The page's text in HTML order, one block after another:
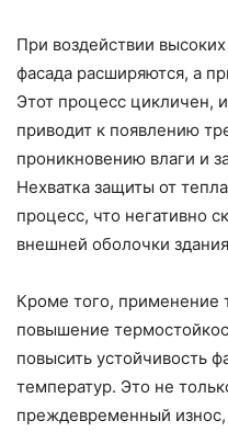
При воздействии
фасада расширяются, а
Этот процесс цикличен,
приводит к появлению
проникновению влаги и
Нехватка защиты от
процесс, что негативно
внешней оболочки
Кроме того, применение
повышение
повысить устойчивость
температур. Это не
преждевременный износ,